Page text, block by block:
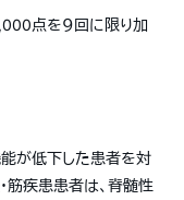
点を９回に限り加
が低下した患者を対
筋疾患患者は、脊髄性